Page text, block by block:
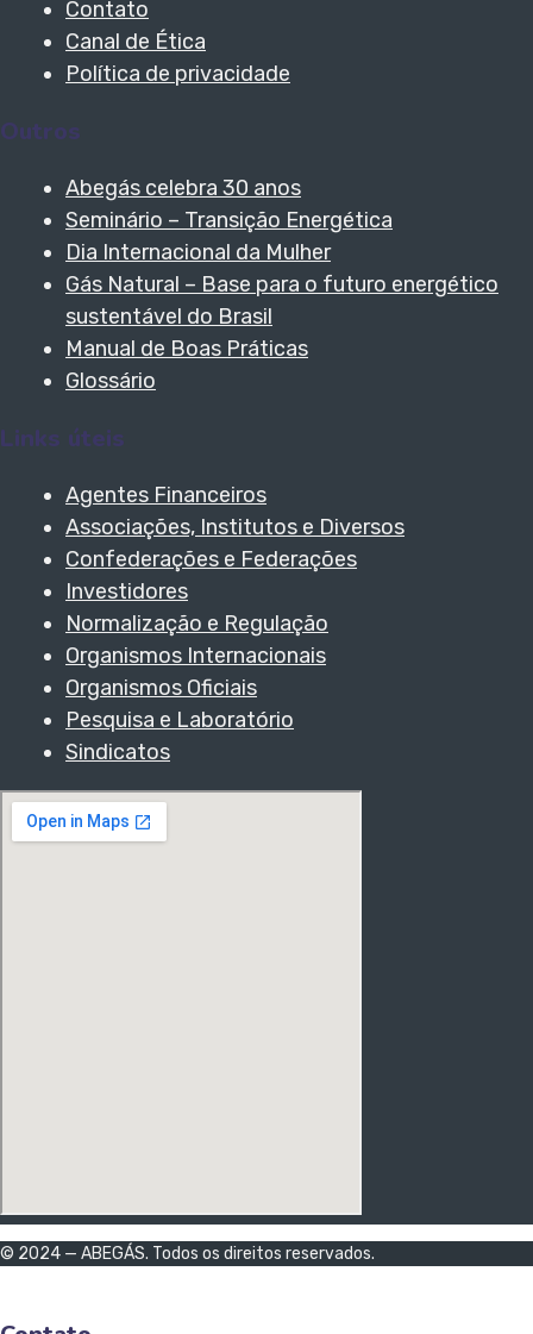
Contato
Canal de Ética
Política de privacidade
Outros
Abegás celebra 30 anos
Seminário – Transição Energética
Dia Internacional da Mulher
Gás Natural – Base para o futuro energético
sustentável do Brasil
Manual de Boas Práticas
Glossário
Links úteis
Agentes Financeiros
Associações, Institutos e Diversos
Confederações e Federações
Investidores
Normalização e Regulação
Organismos Internacionais
Organismos Oficiais
Pesquisa e Laboratório
Sindicatos
© 2024 — ABEGÁS. Todos os direitos reservados.